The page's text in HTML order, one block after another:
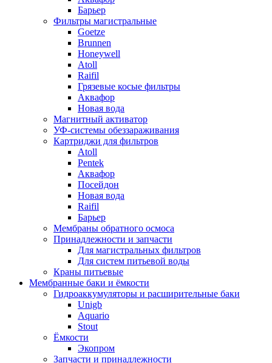
Барьер
Фильтры магистральные
Goetze
Brunnen
Honeywell
Atoll
Raifil
Грязевые косые фильтры
Аквафор
Новая вода
Магнитный активатор
УФ-системы обеззараживания
Картриджи для фильтров
Atoll
Pentek
Аквафор
Посейдон
Новая вода
Raifil
Барьер
Мембраны обратного осмоса
Принадлежности и запчасти
Для магистральных фильтров
Для систем питьевой воды
Краны питьевые
Мембранные баки и ёмкости
Гидроаккумуляторы и расширительные баки
Unigb
Aquario
Stout
Ёмкости
Экопром
Запчасти и принадлежности